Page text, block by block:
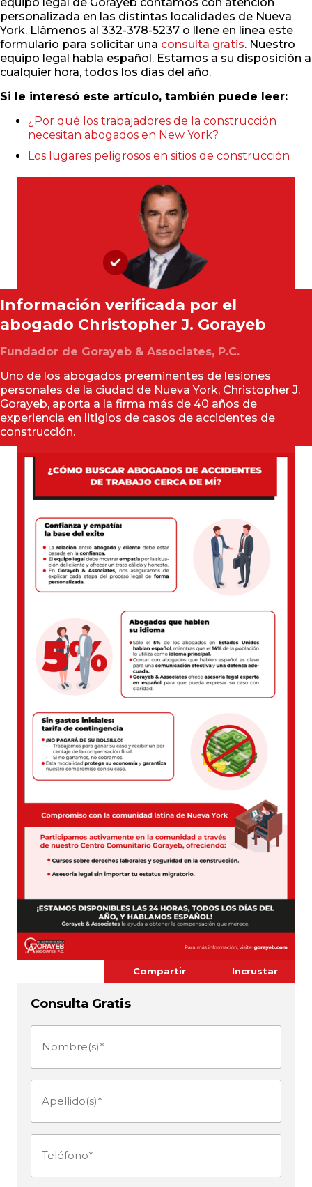
equipo legal de Gorayeb contamos con atención
personalizada en las distintas localidades de Nueva
York. Llámenos al 332-378-5237 o llene en línea este
formulario para solicitar una consulta gratis. Nuestro
equipo legal habla español. Estamos a su disposición a
cualquier hora, todos los días del año.
Si le interesó este artículo, también puede leer:
¿Por qué los trabajadores de la construcción
necesitan abogados en New York?
Los lugares peligrosos en sitios de construcción
Información verificada por el
abogado Christopher J. Gorayeb
Fundador de Gorayeb & Associates, P.C.
Uno de los abogados preeminentes de lesiones
personales de la ciudad de Nueva York, Christopher J.
Gorayeb, aporta a la firma más de 40 años de
experiencia en litigios de casos de accidentes de
construcción.
Compartir Incrustar
Consulta Gratis
Nombre(s)
Apellido(s)
Teléfono (Obligatorio)